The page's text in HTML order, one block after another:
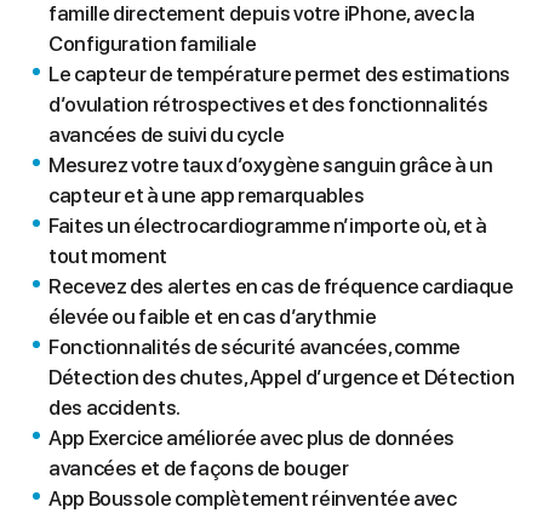
famille directement depuis votre iPhone, avec la
Configuration familiale
Le capteur de température permet des estimations
d’ovulation rétrospectives et des fonctionnalités
avancées de suivi du cycle
Mesurez votre taux d’oxygène sanguin grâce à un
capteur et à une app remarquables
Faites un électrocardiogramme n’importe où, et à
tout moment
Recevez des alertes en cas de fréquence cardiaque
élevée ou faible et en cas d’arythmie
Fonctionnalités de sécurité avancées, comme
Détection des chutes, Appel d’urgence et Détection
des accidents.
App Exercice améliorée avec plus de données
avancées et de façons de bouger
App Boussole complètement réinventée avec